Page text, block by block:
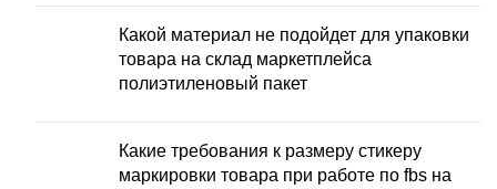
Какой материал не подойдет для упаковки
товара на склад маркетплейса
полиэтиленовый пакет
Какие требования к размеру стикеру
маркировки товара при работе по fbs на